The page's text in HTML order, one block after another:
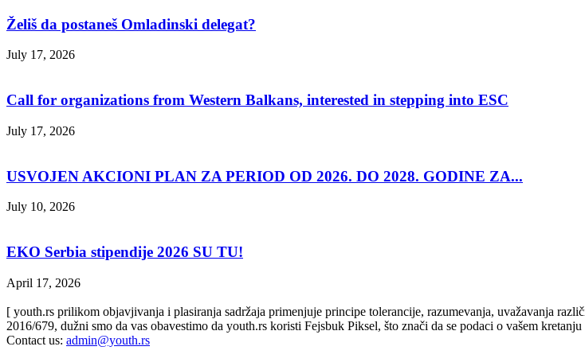
Želiš da postaneš Omladinski delegat?
July 17, 2026
Call for organizations from Western Balkans, interested in stepping into ESC
July 17, 2026
USVOJEN AKCIONI PLAN ZA PERIOD OD 2026. DO 2028. GODINE ZA...
July 10, 2026
EKO Serbia stipendije 2026 SU TU!
April 17, 2026
[ youth.rs prilikom objavjivanja i plasiranja sadržaja primenjuje principe tolerancije, razumevanja, uvažavanja
2016/679, dužni smo da vas obavestimo da youth.rs koristi Fejsbuk Piksel, što znači da se podaci o vašem
Contact us: admin@youth.rs